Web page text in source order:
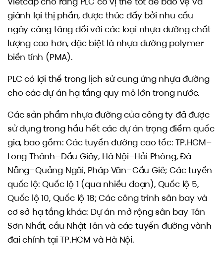
giành lại thị phần, được thúc đẩy bởi nhu cầu
ngày càng tăng đối với các loại nhựa đường chất
lượng cao hơn, đặc biệt là nhựa đường polymer
biến tính (PMA).
PLC có lợi thế trong lịch sử cung ứng nhựa đường
cho các dự án hạ tầng quy mô lớn trong nước.
Các sản phẩm nhựa đường của công ty đã được
sử dụng trong hầu hết các dự án trọng điểm quốc
gia, bao gồm: Các tuyến đường cao tốc: TP.HCM–
Long Thành–Dầu Giây, Hà Nội–Hải Phòng, Đà
Nẵng–Quảng Ngãi, Pháp Vân–Cầu Giẽ; Các tuyến
quốc lộ: Quốc lộ 1 (qua nhiều đoạn), Quốc lộ 5,
Quốc lộ 10, Quốc lộ 18; Các công trình sân bay và
cơ sở hạ tầng khác: Dự án mở rộng sân bay Tân
Sơn Nhất, cầu Nhật Tân và các tuyến đường vành
đai chính tại TP.HCM và Hà Nội.